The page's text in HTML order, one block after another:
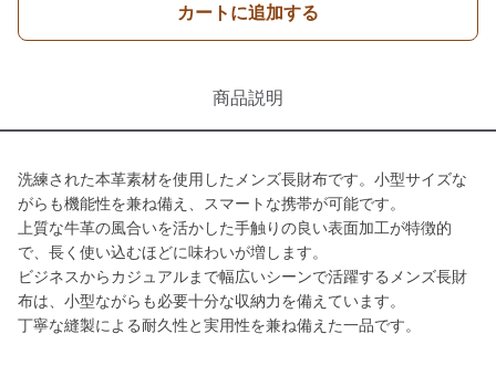
カートに追加する
商品説明
洗練された本革素材を使用したメンズ長財布です。小型サイズな
がらも機能性を兼ね備え、スマートな携帯が可能です。
上質な牛革の風合いを活かした手触りの良い表面加工が特徴的
で、長く使い込むほどに味わいが増します。
ビジネスからカジュアルまで幅広いシーンで活躍するメンズ長財
布は、小型ながらも必要十分な収納力を備えています。
丁寧な縫製による耐久性と実用性を兼ね備えた一品です。